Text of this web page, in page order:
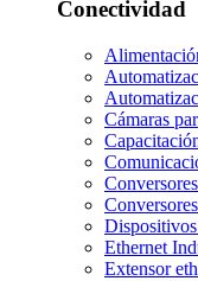
Conectividad
Cámaras
Ethernet
Extensor